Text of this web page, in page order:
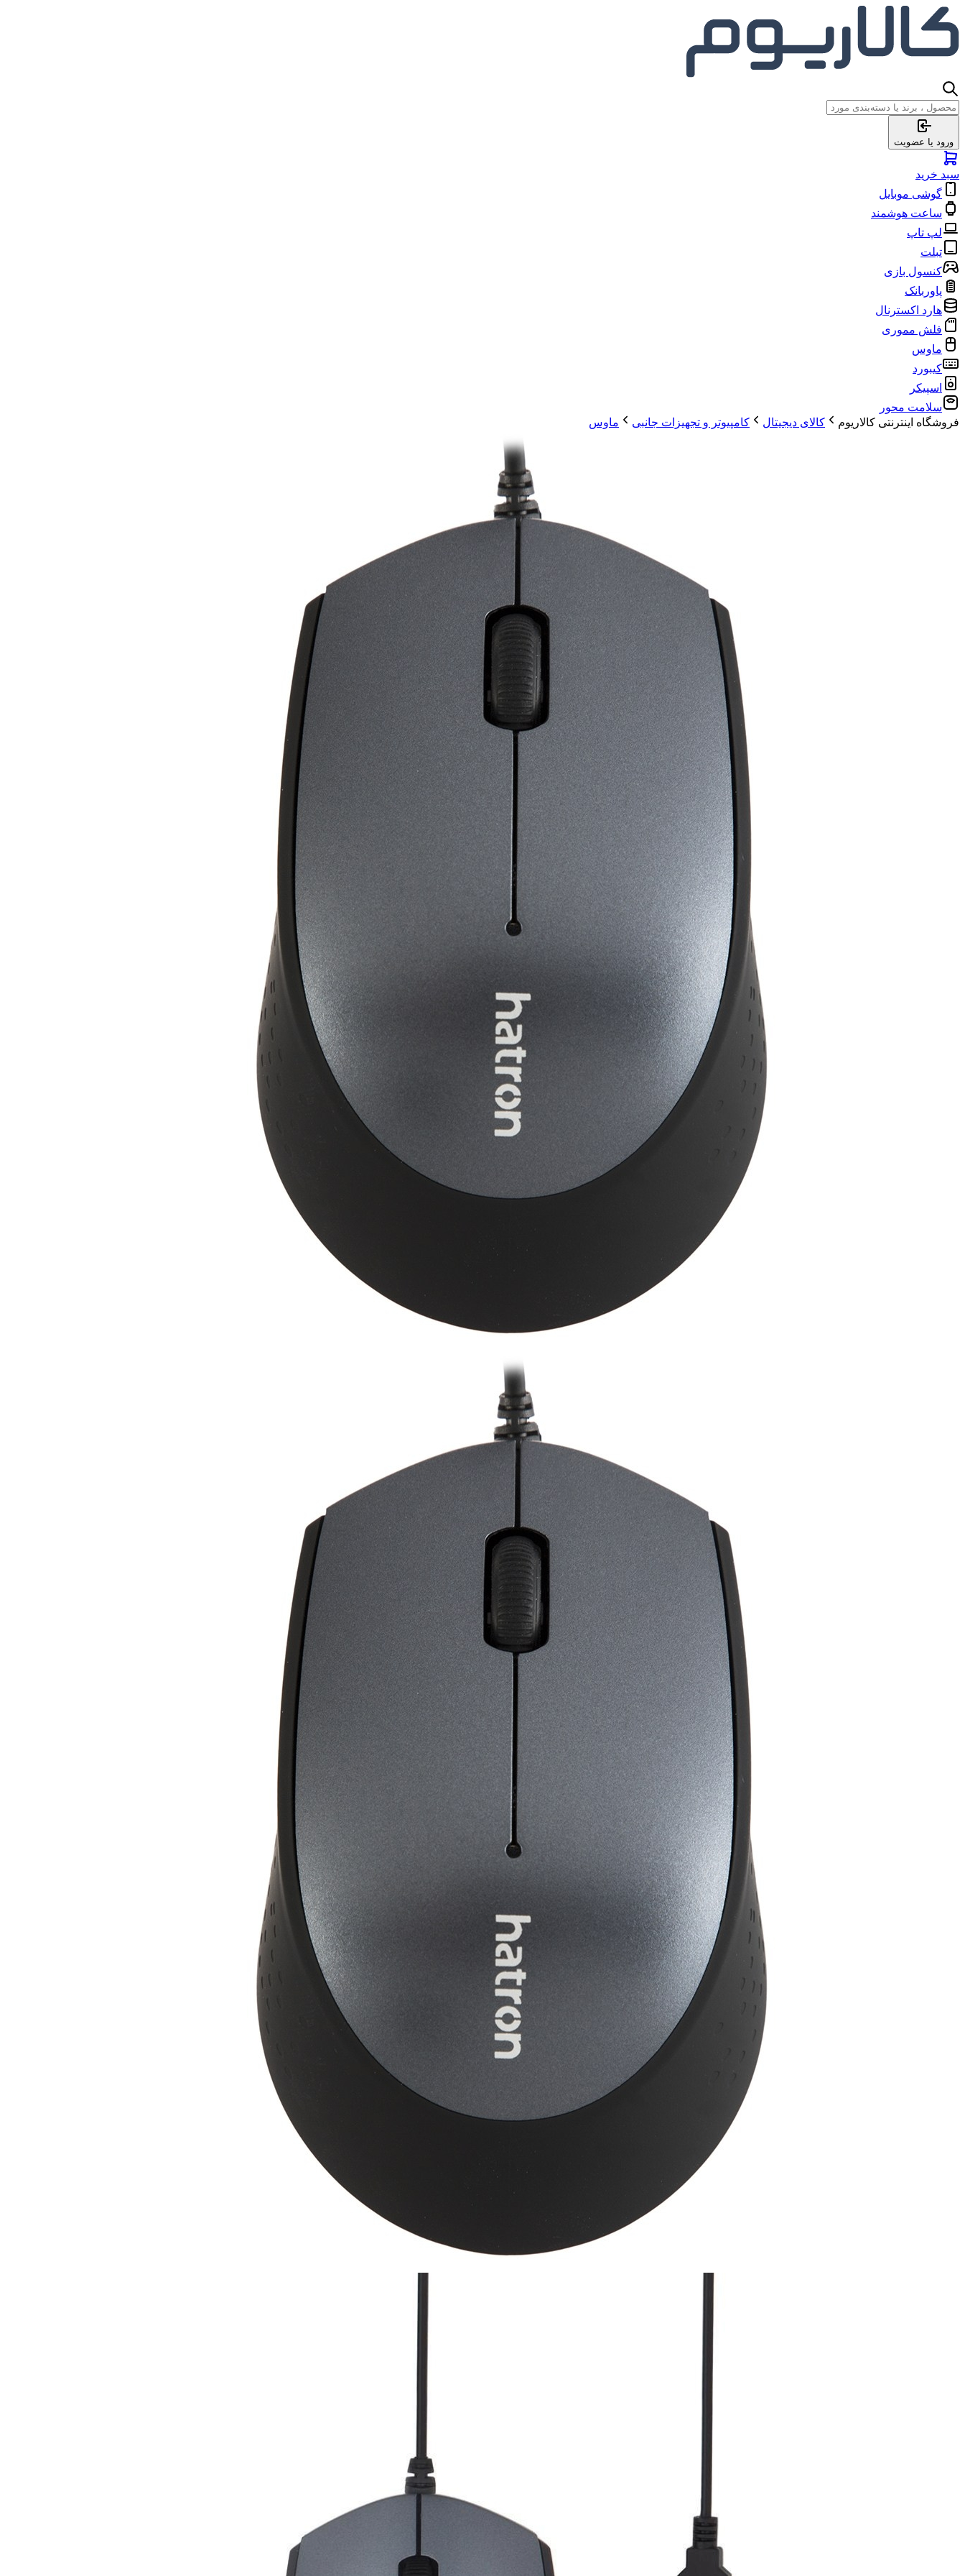
ورود یا عضویت
سبد خرید
گوشی موبایل
ساعت هوشمند
لپ تاپ
تبلت
کنسول بازی
پاوربانک
هارد اکسترنال
فلش مموری
ماوس
کیبورد
اسپیکر
سلامت محور
فروشگاه اینترنتی کالاریوم
کالای دیجیتال کامپیوتر و تجهیزات جانبی ماوس